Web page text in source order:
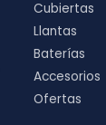
Cubiertas
Llantas
Baterías
Accesorios
Ofertas